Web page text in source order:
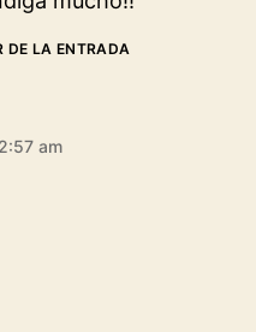
DE LA ENTRADA
am